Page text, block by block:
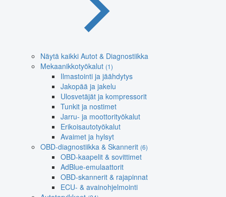
Näytä kaikki Autot & Diagnostiikka
Mekaanikkotyökalut (1)
Ilmastointi ja jäähdytys
Jakopää ja jakelu
Ulosvetäjät ja kompressorit
Tunkit ja nostimet
Jarru- ja moottorityökalut
Erikoisautotyökalut
Avaimet ja hylsyt
OBD-diagnostiikka & Skannerit (6)
OBD-kaapelit & sovittimet
AdBlue-emulaattorit
OBD-skannerit & rajapinnat
ECU- & avainohjelmointi